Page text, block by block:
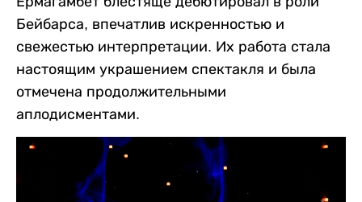
Бейбарса, впечатлив искренностью и
свежестью интерпретации. Их работа стала
настоящим украшением спектакля и была
отмечена продолжительными
аплодисментами.